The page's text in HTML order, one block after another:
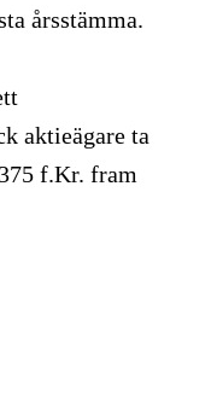
årsstämma.
aktieägare ta
f.Kr. fram